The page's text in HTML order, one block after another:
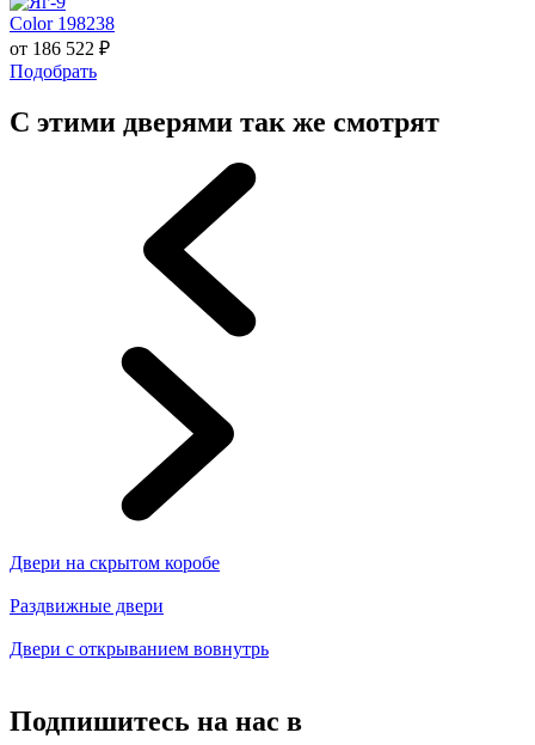
Color 198238
от 186 522 ₽
Подобрать
С этими дверями так же смотрят
Двери на скрытом коробе
Раздвижные двери
Двери с открыванием вовнутрь
Подпишитесь на нас в